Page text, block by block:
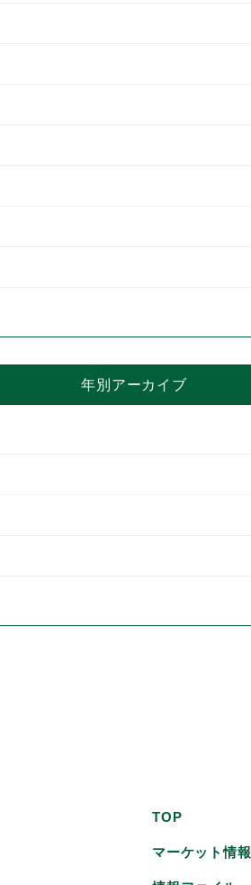
年別アーカイブ
TOP
マーケット情報